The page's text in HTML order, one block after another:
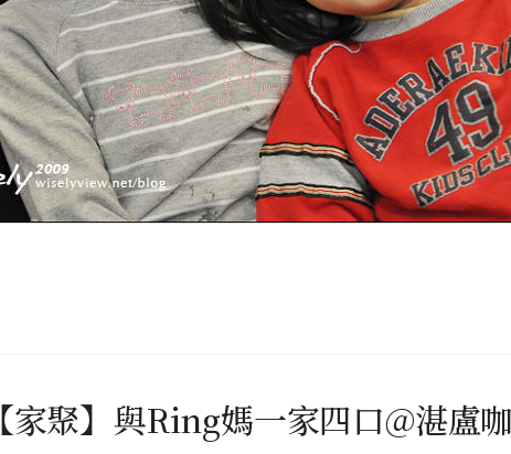
【家聚】與Ring媽一家四口@湛盧